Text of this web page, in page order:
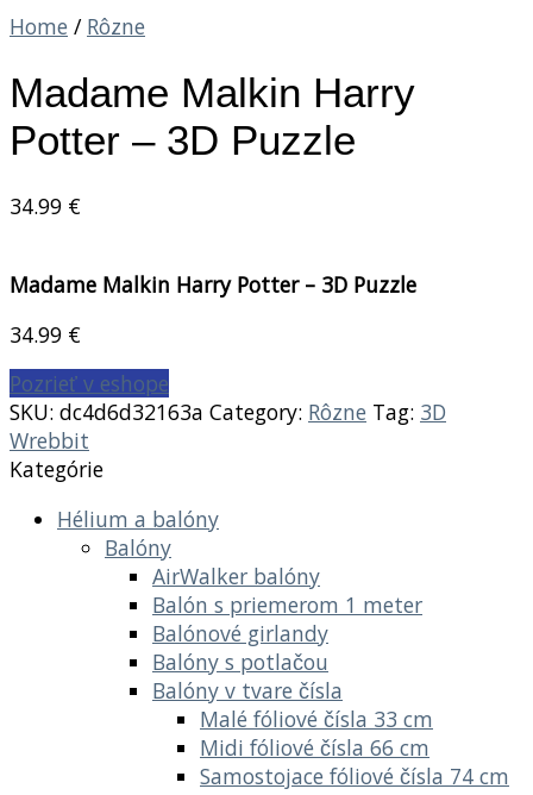
Home / Rôzne
Madame Malkin Harry
Potter – 3D Puzzle
34.99 €
Madame Malkin Harry Potter – 3D Puzzle
34.99 €
Pozrieť v eshope
SKU: dc4d6d32163a Category: Rôzne Tag: 3D
Wrebbit
Kategórie
Hélium a balóny
Balóny
AirWalker balóny
Balón s priemerom 1 meter
Balónové girlandy
Balóny s potlačou
Balóny v tvare čísla
Malé fóliové čísla 33 cm
Midi fóliové čísla 66 cm
Samostojace fóliové čísla 74 cm